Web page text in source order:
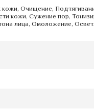
Очищение,
кожи, Сужение пор,
лица, Омоложение,